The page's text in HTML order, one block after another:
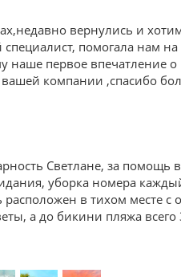
вернулись и
помогала нам на
наше первое
вашей компании ,спасибо
Светлане, за
уборка номера
в тихом месте
а до бикини пляжа